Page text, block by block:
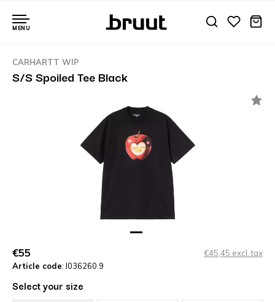
MENU
CARHARTT WIP
S/S Spoiled Tee Black
€55
€45,45 excl. tax
Article code: I036260 9
Select your size